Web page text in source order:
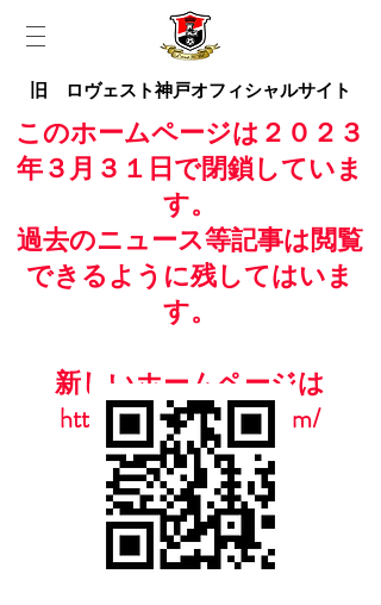
旧 ロヴェスト神戸オフィシャルサイト
このホームページは２０２３
年３月３１日で閉鎖していま
す。
過去のニュース等記事は閲覧
できるように残してはいま
す。
新しいホームページは
https://www.casailfc.com/